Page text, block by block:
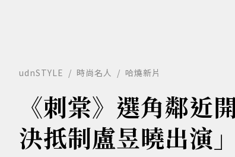
udnSTYLE 時尚名人 哈燒新片
《刺棠》選角鄰近
決抵制盧昱曉出演